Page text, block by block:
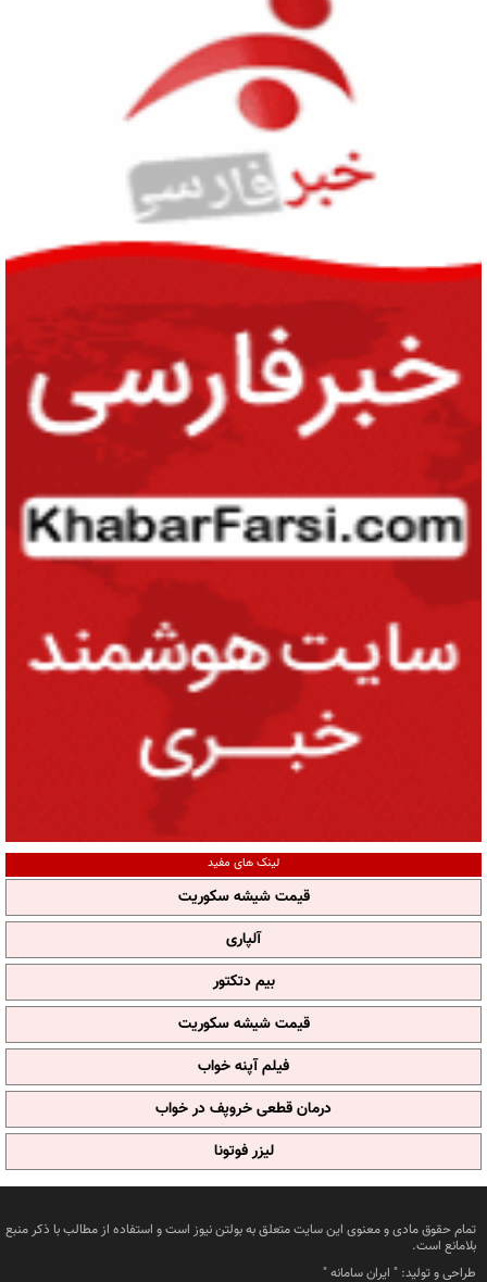
لینک های مفید
قیمت شیشه سکوریت
آلپاری
بیم دتکتور
قیمت شیشه سکوریت
فیلم آپنه خواب
درمان قطعی خروپف در خواب
لیزر فوتونا
تمام حقوق مادی و معنوی این سایت متعلق به بولتن نیوز است و استفاده از مطالب با ذکر منبع
بلامانع است.
طراحی و تولید: " ایران سامانه"